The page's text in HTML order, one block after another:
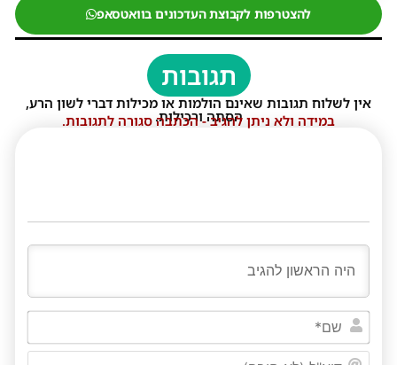
להצטרפות לקבוצת העדכונים בוואטסאפ
תגובות
אין לשלוח תגובות שאינם הולמות או מכילות דברי לשון הרע,
הסתה ורכילות.
במידה ולא ניתן להגיב - הכתבה סגורה לתגובות.
שם*